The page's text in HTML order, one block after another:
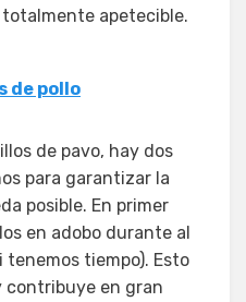
apetecible.
de pollo
de pavo, hay dos
para garantizar la
posible. En primer
en adobo durante al
tenemos tiempo). Esto
contribuye en gran